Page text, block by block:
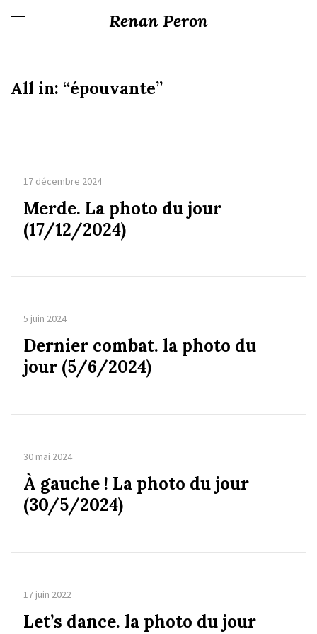
Renan Peron
All in: “épouvante”
17 décembre 2024
Merde. La photo du jour
(17/12/2024)
5 juin 2024
Dernier combat. la photo du
jour (5/6/2024)
30 mai 2024
À gauche ! La photo du jour
(30/5/2024)
17 juin 2022
Let’s dance. la photo du jour